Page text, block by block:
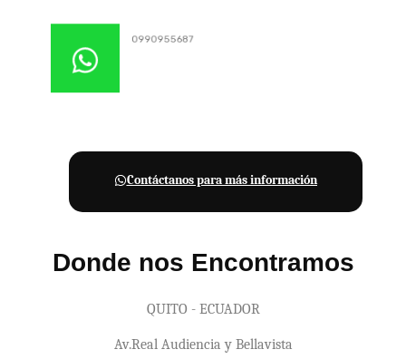
0990955687
Contáctanos para más información
Donde nos Encontramos
QUITO - ECUADOR
Av.Real Audiencia y Bellavista